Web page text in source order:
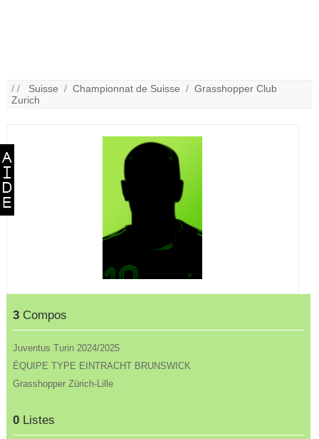
/ / Suisse /Championnat de Suisse /Grasshopper Club
Zurich
3 Compos
Juventus Turin 2024/2025
ÉQUIPE TYPE EINTRACHT BRUNSWICK
Grasshopper Zürich-Lille
0 Listes